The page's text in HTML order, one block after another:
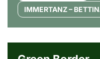
IMMERTANZ –